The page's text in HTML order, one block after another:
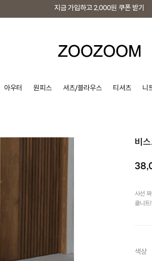
지금 가입하고 2,000원 쿠폰 받기
아우터 원피스 셔츠/블라우스 티셔츠 니
비
사선
쿨니트!
색상